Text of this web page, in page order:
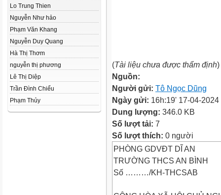
Lo Trung Thien
Nguyễn Như hảo
Phạm Văn Khang
Nguyễn Duy Quang
Hà Thị Thơm
nguyễn thị phương
Lê Thị Diệp
Trần Đình Chiểu
Phạm Thủy
(Tài liệu chưa được thẩm định)
Nguồn:
Người gửi: Tô Ngọc Dũng
Ngày gửi: 16h:19' 17-04-2024
Dung lượng: 346.0 KB
Số lượt tải: 7
Số lượt thích: 0 người
PHÒNG GDVĐT DĨ AN
TRƯỜNG THCS AN BÌNH
Số ………/KH-THCSAB